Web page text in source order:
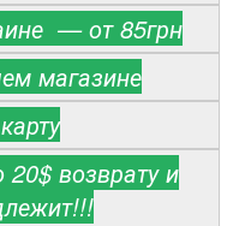
— от 85грн
магазине
возврату и